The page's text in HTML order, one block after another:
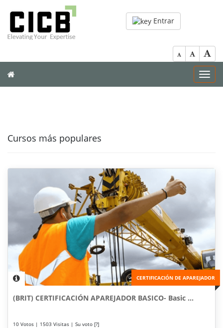
Entrar
Cursos más populares
CERTIFICACIÓN DE APAREJADOR
(BRIT) CERTIFICACIÓN APAREJADOR BASICO- Basic ...
10 Votos | 1503 Visitas | Su voto [?]